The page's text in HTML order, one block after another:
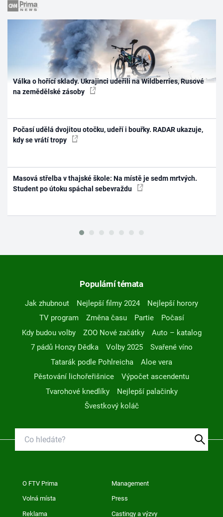
Válka o hořící sklady. Ukrajinci udeřili na Wildberries, Rusové
na zemědělské zásoby
Počasí udělá dvojitou otočku, udeří i bouřky. RADAR ukazuje,
kdy se vrátí tropy
Masová střelba v thajské škole: Na místě je sedm mrtvých.
Student po útoku spáchal sebevraždu
Populární témata
Jak zhubnout Nejlepší filmy 2024
Nejlepší horory
TV program
Změna času Partie
Počasí
Kdy budou volby
ZOO Nové začátky
Auto – katalog
7 pádů Honzy Dědka
Volby 2025
Svařené víno
Tatarák podle Pohlreicha
Aloe vera
Pěstování lichořeřišnice
Výpočet ascendentu
Tvarohové knedlíky
Nejlepší palačinky
Švestkový koláč
O FTV Prima Management
Volná místa Press
Reklama Castingy a výzvy